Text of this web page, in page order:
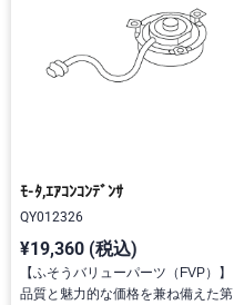
ﾓ-ﾀ,ｴｱｺﾝｺﾝﾃﾞﾝｻ
QY012326
¥19,360 (税込)
【ふそうバリューパーツ（FVP）】
品質と魅力的な価格を兼ね備えた第